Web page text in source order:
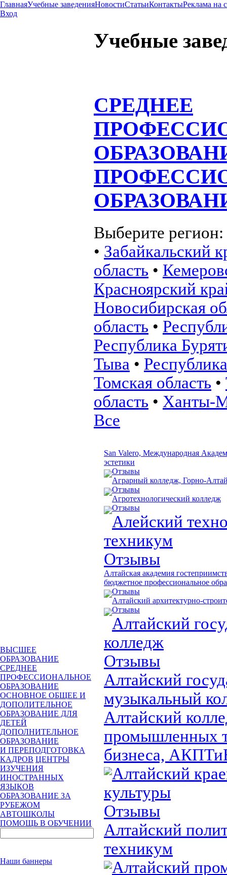
ГлавнаяУчебные заведенияНовостиСтатьиКонтактыРеклама на
Вход
ВЫСШЕЕ
ОБРАЗОВАНИЕ
СРЕДНЕЕ
ПРОФЕССИОНАЛЬНОЕ
ОБРАЗОВАНИЕ
ОСНОВНОЕ ОБЩЕЕ И
ДОПОЛИТЕЛЬНОЕ
ОБРАЗОВАНИЕ ДЛЯ
ДЕТЕЙ
ДОПОЛНИТЕЛЬНОЕ
ОБРАЗОВАНИЕ
И ПЕРЕПОДГОТОВКА
КАДРОВ ЦЕНТРЫ
ИЗУЧЕНИЯ
ИНОСТРАННЫХ
ЯЗЫКОВ
ОБРАЗОВАНИЕ ЗА
РУБЕЖОМ
АВТОШКОЛЫ
ПОМОЩЬ В ОБУЧЕНИИ
Наши баннеры
Учебные
СРЕДНЕЕ
Выберите регион:
• Забайкальский
область •
Красноярский
Новосибирская
область •
Республика
Тыва •
Томская область •
область • Ханты-
Все
San Valero, Международная
эстетики
Отзывы
Аграрный колледж, Горно-
Отзывы
Агротехнологический колледж
Отзывы
Алейский
техникум
Отзывы
Алтайская академия
бюджетное профессиональное
Отзывы
Алтайский архитектурно-
Отзывы
Алтайский
колледж
Отзывы
Алтайский
музыкальный
Алтайский
промышленных
бизнеса,
Алтайский
культуры
Отзывы
Алтайский
техникум
Алтайский